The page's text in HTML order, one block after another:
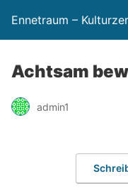
Ennetraum –
Achtsam
admin1